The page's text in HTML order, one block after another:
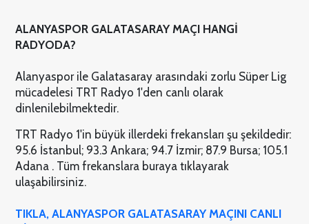
ALANYASPOR GALATASARAY MAÇI HANGİ
RADYODA?
Alanyaspor ile Galatasaray arasındaki zorlu Süper Lig
mücadelesi TRT Radyo 1'den canlı olarak
dinlenilebilmektedir.
TRT Radyo 1'in büyük illerdeki frekansları şu şekildedir:
95.6 İstanbul; 93.3 Ankara; 94.7 İzmir; 87.9 Bursa; 105.1
Adana . Tüm frekanslara buraya tıklayarak
ulaşabilirsiniz.
TIKLA, ALANYASPOR GALATASARAY MAÇINI CANLI